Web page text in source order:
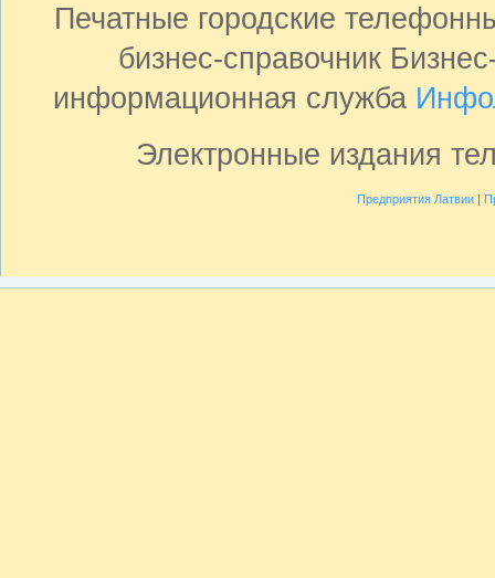
Печатные городские
бизнес-справочник
информационная служба
Электронные издания
Предприятия Латвии|